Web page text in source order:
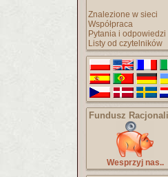
Znalezione w sieci
Współpraca
Pytania i odpowiedzi
Listy od czytelników
Fundusz
Wesprzyj nas..